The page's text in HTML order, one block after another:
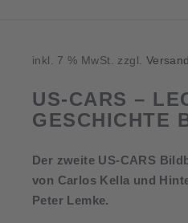
inkl. 7 % MwSt. zzgl.
US-CARS –
GESCHICHTE
Der zweite US-CARS
von Carlos Kella und
Peter Lemke.